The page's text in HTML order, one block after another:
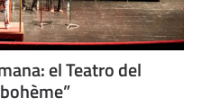
el Teatro del